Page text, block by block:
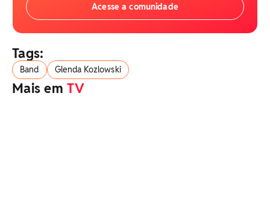
Acesse a comunidade
Tags:
Band Glenda Kozlowski
Mais emTV